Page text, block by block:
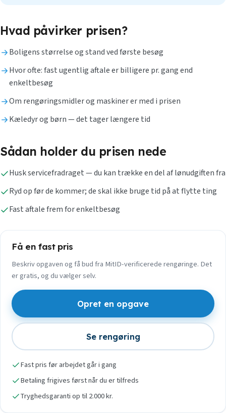
Hvad påvirker prisen?
Boligens størrelse og stand ved første besøg
Hvor ofte: fast ugentlig aftale er billigere pr. gang end
enkeltbesøg
Om rengøringsmidler og maskiner er med i prisen
Kæledyr og børn — det tager længere tid
Sådan holder du prisen nede
Husk servicefradraget — du kan trække en del af lønudgiften fra
Ryd op før de kommer; de skal ikke bruge tid på at flytte ting
Fast aftale frem for enkeltbesøg
Få en fast pris
Beskriv opgaven og få bud fra MitID-verificerede rengøringe. Det
er gratis, og du vælger selv.
Opret en opgave
Se rengøring
Fast pris før arbejdet går i gang
Betaling frigives først når du er tilfreds
Tryghedsgaranti op til 2.000 kr.